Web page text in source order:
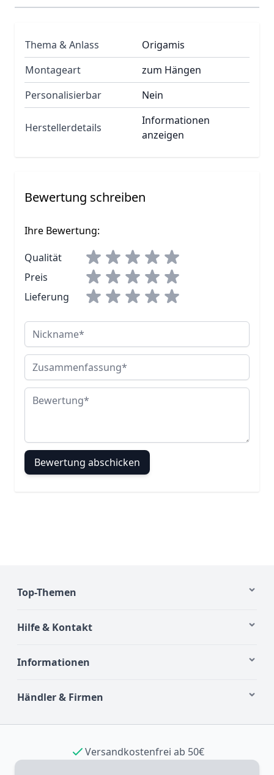
Thema & Anlass
Origamis
Montageart
zum Hängen
Personalisierbar
Nein
Herstellerdetails
Informationen
anzeigen
Bewertung schreiben
Ihre Bewertung:
Qualität
Preis
Lieferung
Nickname
Zusammenfassung
Bewertung
Bewertung abschicken
Top-Themen
Hilfe & Kontakt
Informationen
Händler & Firmen
Versandkostenfrei ab 50€